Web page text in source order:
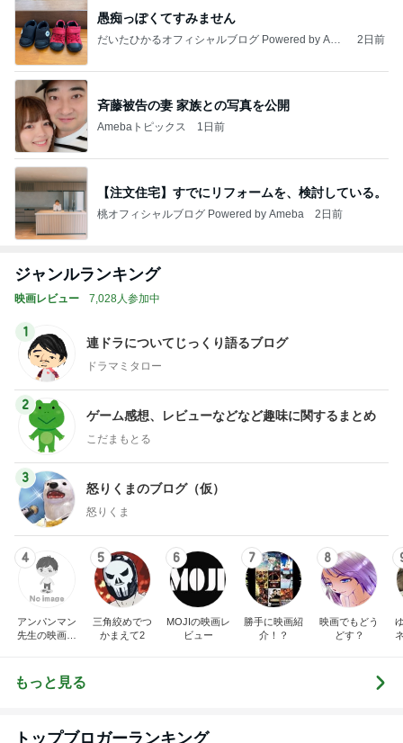
愚痴っぽくてすみません
だいたひかるオフィシャルブログ Powered by Ame
2日前
斉藤被告の妻 家族との写真を公開
Amebaトピックス 1日前
【注文住宅】すでにリフォームを、検討している。
桃オフィシャルブログ Powered by Ameba 2日前
ジャンルランキング
映画レビュー 7,028人参加中
1
連ドラについてじっくり語るブログ
ドラマミタロー
2
ゲーム感想、レビューなどなど趣味に関するまとめ
こだまもとる
3
怒りくまのブログ（仮）
怒りくま
4
アンパンマン
先生の映画講
5
三角絞めでつ
かまえて2
6
MOJIの映画レ
ビュー
7
勝手に映画紹
介！？
8
映画でもどう
どす？
もっと見る
トップブロガーランキング